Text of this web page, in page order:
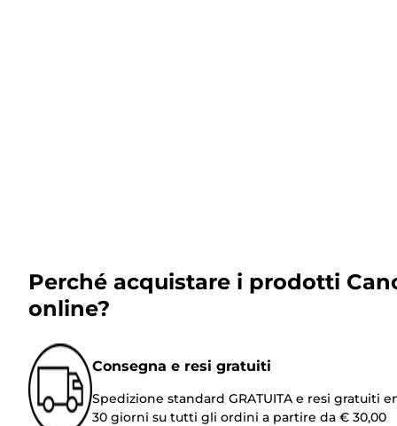
Perché acquistare i prodotti
online?
Consegna e resi gratuiti
Spedizione standard GRATUITA e resi gratuiti
30 giorni su tutti gli ordini a partire da € 30,00